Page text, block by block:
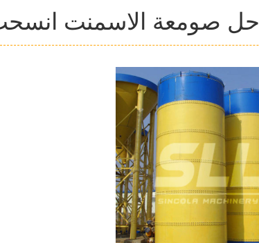
حل صومعة الاسمنت